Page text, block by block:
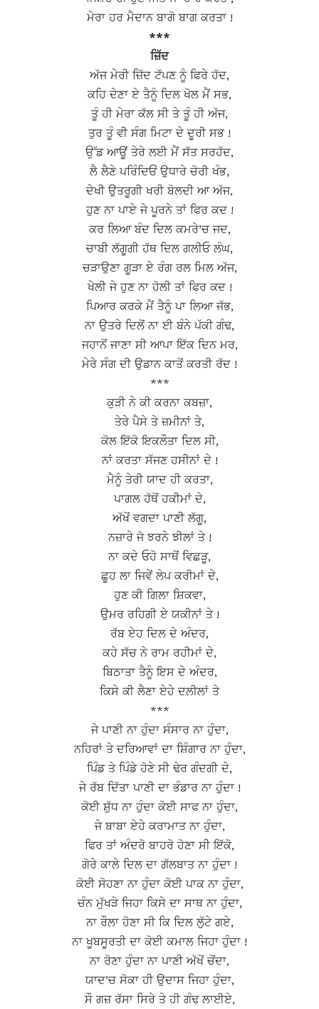
ਮੇਰਾ ਹਰ ਮੈਦਾਨ ਬਾਗੋ ਬਾਗ ਕਰਤਾ !
***
ਜ਼ਿੱਦ
ਅੱਜ ਮੇਰੀ ਜ਼ਿੱਦ ਟੱਪਣ ਨੂੰ ਫਿਰੇ ਹੱਦ,
ਕਹਿ ਦੇਣਾ ਏ ਤੈਨੂੰ ਦਿਲ ਖੋਲ ਮੈਂ ਸਭ,
ਤੂੰ ਹੀ ਮੇਰਾ ਕੱਲ ਸੀ ਤੇ ਤੂੰ ਹੀ ਅੱਜ,
ਤੁਰ ਤੂੰ ਵੀ ਸੰਗ ਮਿਟਾ ਦੇ ਦੂਰੀ ਸਭ !
ਉੱਡ ਆਊਂ ਤੇਰੇ ਲਈ ਮੈਂ ਸੱਤ ਸਰਹੱਦ,
ਲੈ ਲੈਣੇ ਪਰਿੰਦਿਓਂ ਉਧਾਰੇ ਚੋਰੀ ਖੰਭ,
ਦੇਖੀ ਉਤਰੂਗੀ ਖਰੀ ਬੋਲਦੀ ਆ ਅੱਜ,
ਹੁਣ ਨਾ ਪਾਏ ਜੇ ਪੂਰਨੇ ਤਾਂ ਫਿਰ ਕਦ !
ਕਰ ਲਿਆ ਬੰਦ ਦਿਲ ਕਮਰੇ’ਚ ਜਦ,
ਚਾਬੀ ਲੱਗੂਗੀ ਹੱਥ ਦਿਲ ਗਲੀਓ ਲੰਘ,
ਚੜਾਉਣਾ ਗੂੜਾ ਏ ਰੰਗ ਰਲ ਮਿਲ ਅੱਜ,
ਖੇਲੀ ਜੇ ਹੁਣ ਨਾ ਹੋਲੀ ਤਾਂ ਫਿਰ ਕਦ !
ਪਿਆਰ ਕਰਕੇ ਮੈਂ ਤੈਨੂੰ ਪਾ ਲਿਆ ਜੱਭ,
ਨਾ ਉਤਰੇ ਦਿਲੋਂ ਨਾ ਈ ਬੰਨੇ ਪੱਕੀ ਗੰਢ,
ਜਹਾਨੋਂ ਜਾਣਾ ਸੀ ਆਪਾ ਇੱਕ ਦਿਨ ਮਰ,
ਮੇਰੇ ਸੰਗ ਦੀ ਉਡਾਨ ਕਾਤੋਂ ਕਰਤੀ ਰੱਦ !
***
ਕੁੜੀ ਨੇ ਕੀ ਕਰਨਾ ਕਬਜ਼ਾ,
ਤੇਰੇ ਪੈਸੇ ਤੇ ਜ਼ਮੀਨਾਂ ਤੇ,
ਕੋਲ ਇੱਕੋ ਇਕਲੌਤਾ ਦਿਲ ਸੀ,
ਨਾਂ ਕਰਤਾ ਸੱਜਣ ਹਸੀਨਾਂ ਦੇ !
ਮੈਨੂੰ ਤੇਰੀ ਯਾਦ ਹੀ ਕਰਤਾ,
ਪਾਗਲ ਹੱਥੋਂ ਹਕੀਮਾਂ ਦੇ,
ਅੱਖੋਂ ਵਗਦਾ ਪਾਣੀ ਲੱਗੂ,
ਨਜ਼ਾਰੇ ਜੋ ਝਰਨੇ ਝੀਲਾਂ ਤੇ !
ਨਾ ਕਦੇ ਓਹੋ ਸਾਥੋਂ ਵਿਛੜੂ,
ਛੂਹ ਲਾ ਜਿਵੇਂ ਲੇਪ ਕਰੀਮਾਂ ਦੇ,
ਹੁਣ ਕੀ ਗਿਲਾ ਸ਼ਿਕਵਾ,
ਉਮਰ ਰਹਿਗੀ ਏ ਯਕੀਨਾਂ ਤੇ !
ਰੱਬ ਏਹ ਦਿਲ ਦੇ ਅੰਦਰ,
ਕਹੇ ਸੱਚ ਨੇ ਰਾਮ ਰਹੀਮਾਂ ਦੇ,
ਬਿਠਾਤਾ ਤੈਨੂੰ ਇਸ ਦੇ ਅੰਦਰ,
ਕਿਸੇ ਕੀ ਲੈਣਾ ਏਹੇ ਦਲੀਲਾਂ ਤੇ
***
ਜੇ ਪਾਣੀ ਨਾ ਹੁੰਦਾ ਸੰਸਾਰ ਨਾ ਹੁੰਦਾ,
ਨਹਿਰਾਂ ਤੇ ਦਰਿਆਵਾਂ ਦਾ ਸ਼ਿੰਗਾਰ ਨਾ ਹੁੰਦਾ,
ਪਿੰਡ ਤੇ ਪਿੰਡੇ ਹੋਣੇ ਸੀ ਢੇਰ ਗੰਦਗੀ ਦੇ,
ਜੇ ਰੱਬ ਦਿੱਤਾ ਪਾਣੀ ਦਾ ਭੰਡਾਰ ਨਾ ਹੁੰਦਾ !
ਕੋਈ ਸ਼ੁੱਧ ਨਾ ਹੁੰਦਾ ਕੋਈ ਸਾਫ ਨਾ ਹੁੰਦਾ,
ਜੇ ਬਾਬਾ ਏਹੇ ਕਰਾਮਾਤ ਨਾ ਹੁੰਦਾ,
ਫਿਰ ਤਾਂ ਅੰਦਰੋ ਬਾਹਰੋ ਹੋਣਾ ਸੀ ਇੱਕੋ,
ਗੋਰੇ ਕਾਲੇ ਦਿਲ ਦਾ ਗੱਲਬਾਤ ਨਾ ਹੁੰਦਾ !
ਕੋਈ ਸੋਹਣਾ ਨਾ ਹੁੰਦਾ ਕੋਈ ਪਾਕ ਨਾ ਹੁੰਦਾ,
ਚੰਨ ਮੁੱਖੜੇ ਜਿਹਾ ਕਿਸੇ ਦਾ ਸਾਥ ਨਾ ਹੁੰਦਾ,
ਨਾ ਰੌਲਾ ਹੋਣਾ ਸੀ ਕਿ ਦਿਲ ਲੁੱਟੇ ਗਏ,
ਨਾ ਖੂਬਸੂਰਤੀ ਦਾ ਕੋਈ ਕਮਾਲ ਜਿਹਾ ਹੁੰਦਾ !
ਨਾ ਰੋਣਾ ਹੁੰਦਾ ਨਾ ਪਾਣੀ ਅੱਖੋਂ ਚੋਂਦਾ,
ਯਾਦ’ਚ ਸੋਕਾ ਹੀ ਉਦਾਸ ਜਿਹਾ ਹੁੰਦਾ,
ਸੌ ਗਜ਼ ਰੱਸਾ ਸਿਰੇ ਤੇ ਹੀ ਗੰਢ ਲਾਈਏ,